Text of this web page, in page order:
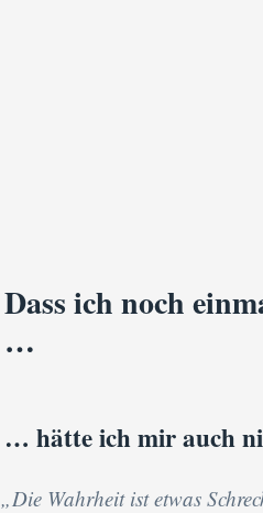
Dass ich noch
…
… hätte ich mir auch
„Die Wahrheit ist etwas